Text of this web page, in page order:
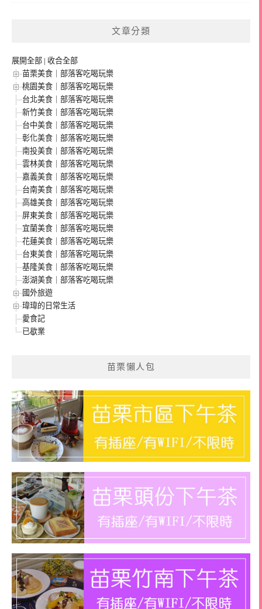
文章分類
展開全部 | 收合全部
苗栗美食｜部落客吃喝玩樂
桃園美食｜部落客吃喝玩樂
台北美食｜部落客吃喝玩樂
新竹美食｜部落客吃喝玩樂
台中美食｜部落客吃喝玩樂
彰化美食｜部落客吃喝玩樂
南投美食｜部落客吃喝玩樂
雲林美食｜部落客吃喝玩樂
嘉義美食｜部落客吃喝玩樂
台南美食｜部落客吃喝玩樂
高雄美食｜部落客吃喝玩樂
屏東美食｜部落客吃喝玩樂
宜蘭美食｜部落客吃喝玩樂
花蓮美食｜部落客吃喝玩樂
台東美食｜部落客吃喝玩樂
基隆美食｜部落客吃喝玩樂
澎湖美食｜部落客吃喝玩樂
國外旅遊
瑋瑋的日常生活
愛食記
已歇業
苗栗懶人包